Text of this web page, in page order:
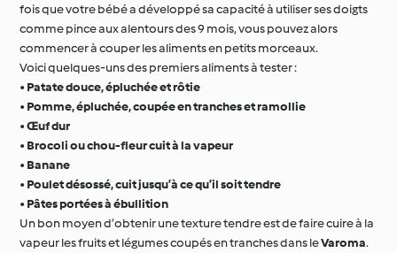
fois que votre bébé a développé sa capacité à utiliser ses doigts
comme pince aux alentours des 9 mois, vous pouvez alors
commencer à couper les aliments en petits morceaux.
Voici quelques-uns des premiers aliments à tester :
• Patate douce, épluchée et rôtie
• Pomme, épluchée, coupée en tranches et ramollie
•Œuf dur
• Brocoli ou chou-fleur cuit à la vapeur
• Banane
• Poulet désossé, cuit jusqu’à ce qu’il soit tendre
• Pâtes portées à ébullition
Un bon moyen d’obtenir une texture tendre est de faire cuire à la
vapeur les fruits et légumes coupés en tranches dans leVaroma.